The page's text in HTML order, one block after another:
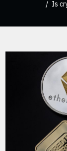
Is